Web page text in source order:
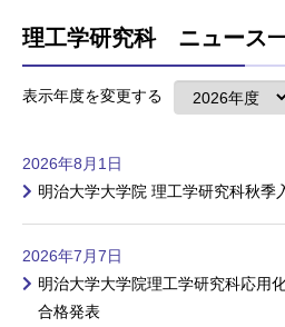
理工学研究科 ニュース
表示年度を変更する
2026年8月1日
明治大学大学院 理工学研究科秋
2026年7月7日
明治大学大学院理工学研究科応用
合格発表